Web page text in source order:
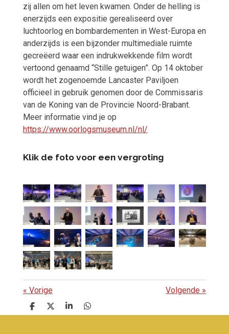
zij allen om het leven kwamen. Onder de helling is
enerzijds een expositie gerealiseerd over
luchtoorlog en bombardementen in West-Europa en
anderzijds is een bijzonder multimediale ruimte
gecreëerd waar een indrukwekkende film wordt
vertoond genaamd “Stille getuigen”. Op 14 oktober
wordt het zogenoemde Lancaster Paviljoen
officieel in gebruik genomen door de Commissaris
van de Koning van de Provincie Noord-Brabant.
Meer informatie vind je op
https://www.oorlogsmuseum.nl/nl/
Klik de foto voor een vergroting
« Vorige Volgende »
D
e
D
e
S
h
D
e